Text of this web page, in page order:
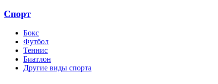
Спорт
Бокс
Футбол
Теннис
Биатлон
Другие виды спорта